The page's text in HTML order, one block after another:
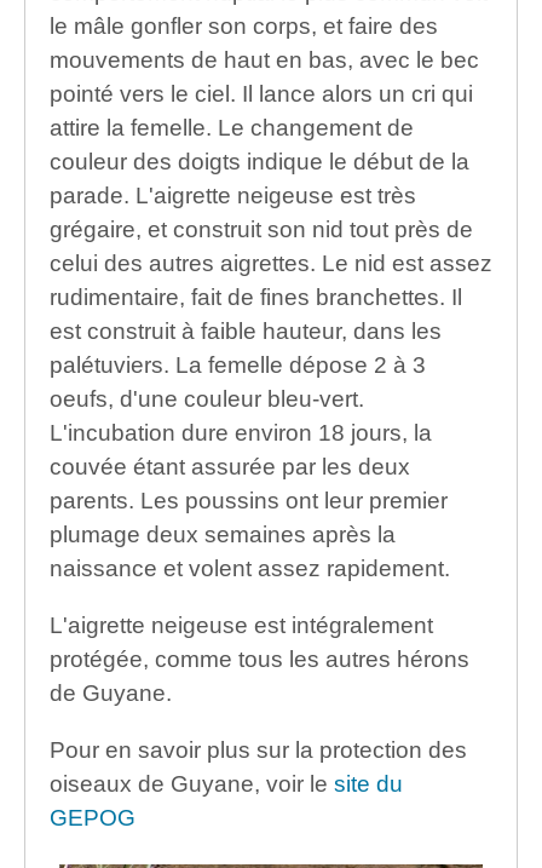
le mâle gonfler son corps, et faire des
mouvements de haut en bas, avec le bec
pointé vers le ciel. Il lance alors un cri qui
attire la femelle. Le changement de
couleur des doigts indique le début de la
parade. L'aigrette neigeuse est très
grégaire, et construit son nid tout près de
celui des autres aigrettes. Le nid est assez
rudimentaire, fait de fines branchettes. Il
est construit à faible hauteur, dans les
palétuviers. La femelle dépose 2 à 3
oeufs, d'une couleur bleu-vert.
L'incubation dure environ 18 jours, la
couvée étant assurée par les deux
parents. Les poussins ont leur premier
plumage deux semaines après la
naissance et volent assez rapidement.
L'aigrette neigeuse est intégralement
protégée, comme tous les autres hérons
de Guyane.
Pour en savoir plus sur la protection des
oiseaux de Guyane, voir le site du
GEPOG